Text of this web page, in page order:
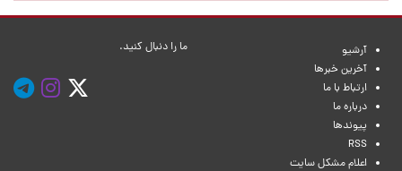
آرشیو
آخرین خبرها
ارتباط با ما
درباره ما
پیوندها
RSS
اعلام مشکل سایت
ما را دنبال کنید.